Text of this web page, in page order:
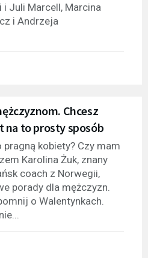
i Juli Marcell, Marcina
i Andrzeja
Chcesz
na to prosty sposób
kobiety? Czy mam
Karolina Żuk, znany
coach z Norwegii,
porady dla mężczyzn.
o Walentynkach.